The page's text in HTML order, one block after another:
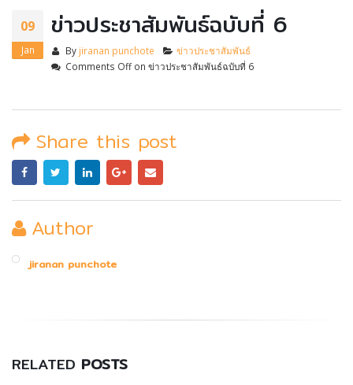
09
Jan
ข่าวประชาสัมพันธ์ฉบับที่ 6
By jiranan punchote
ข่าวประชาสัมพันธ์
Comments Offon ข่าวประชาสัมพันธ์ฉบับที่ 6
Share this post
Author
jiranan punchote
RELATED POSTS